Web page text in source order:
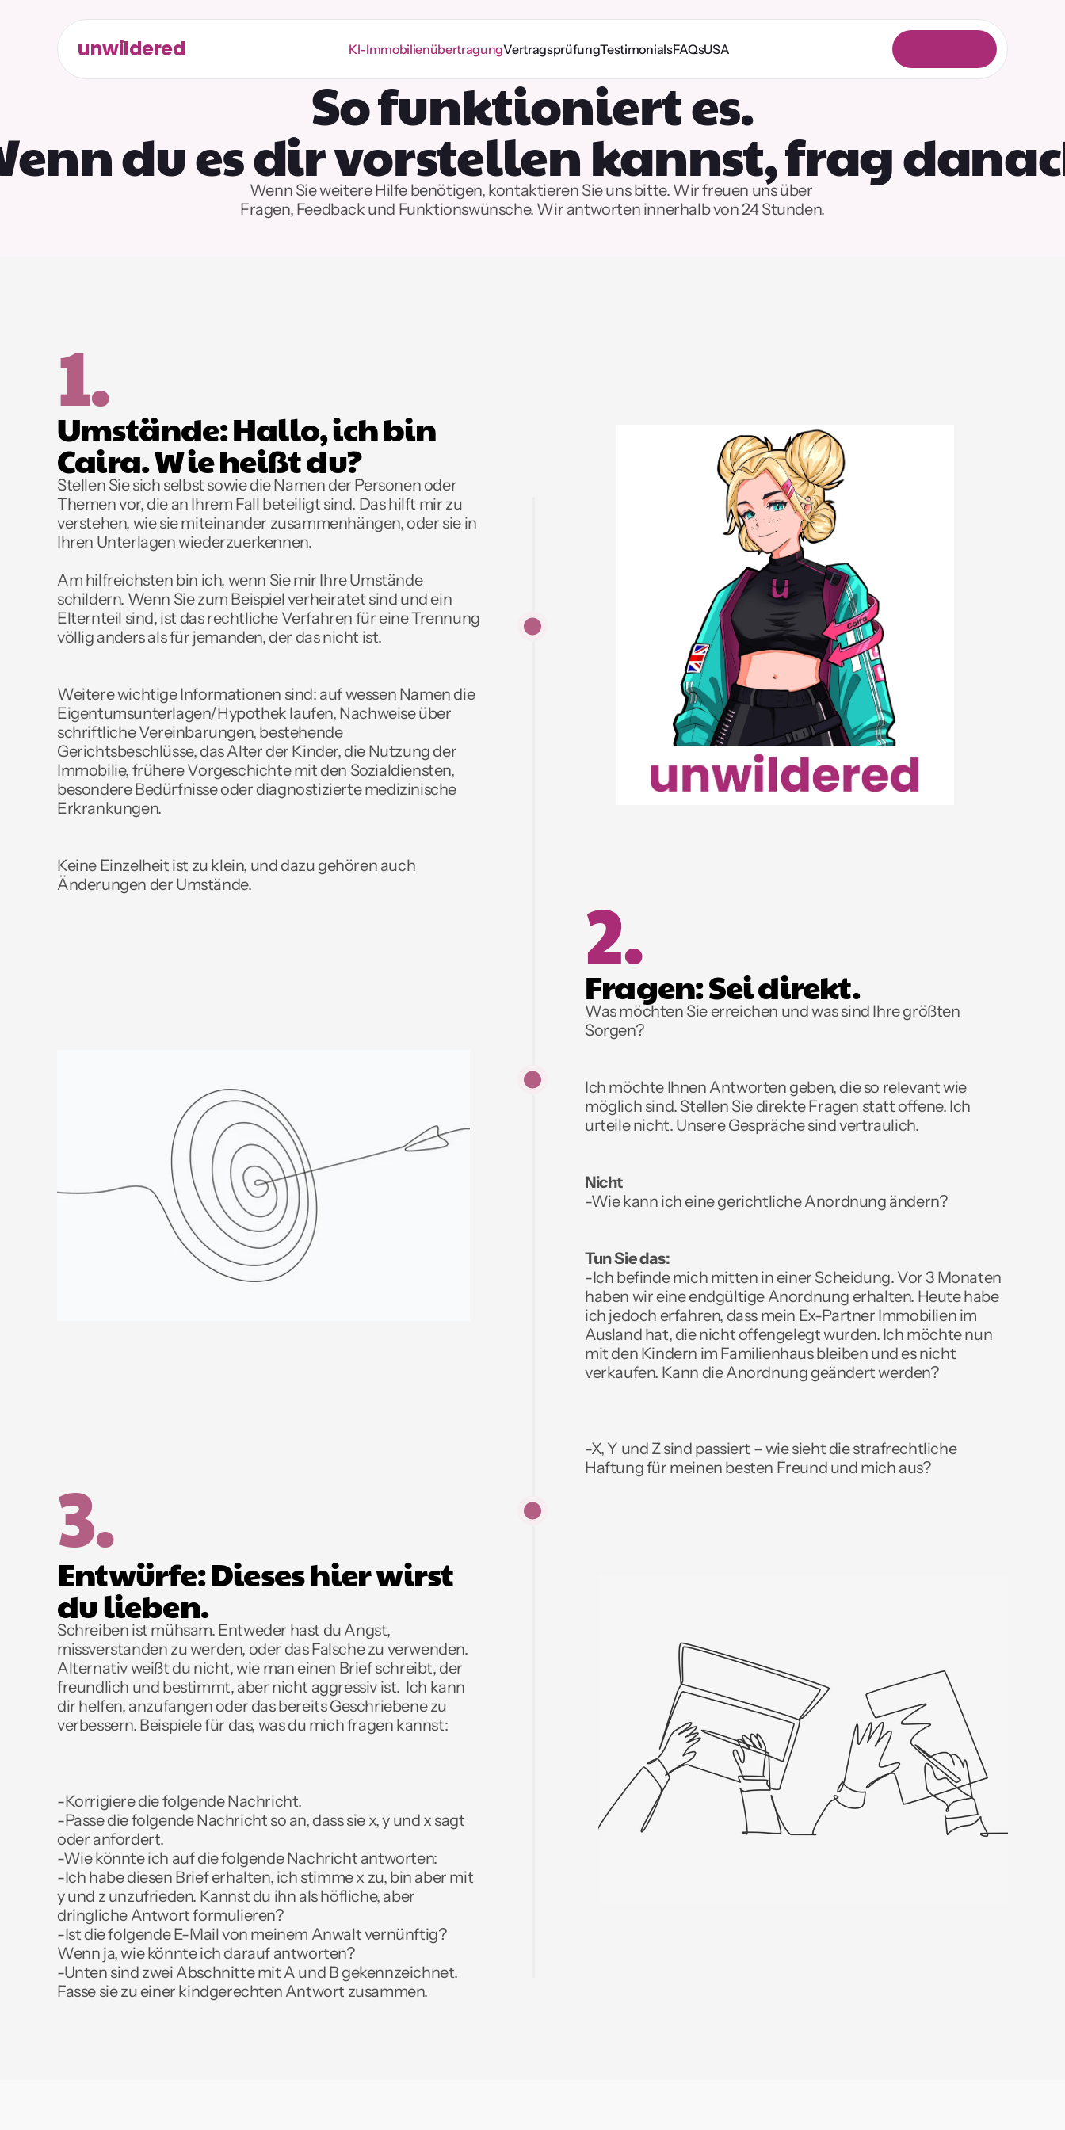
unwildered KI-ImmobilienübertragungVertragsprüfungTestimonialsFAQsUSA
So funktioniert es.
du es dir vorstellen kannst, frag
Wenn Sie weitere Hilfe benötigen, kontaktieren Sie uns bitte. Wir freuen uns über
Fragen, Feedback und Funktionswünsche. Wir antworten innerhalb von 24 Stunden.
1.
Umstände: Hallo, ich bin
Caira. Wie heißt du?
Stellen Sie sich selbst sowie die Namen der Personen oder
Themen vor, die an Ihrem Fall beteiligt sind. Das hilft mir zu
verstehen, wie sie miteinander zusammenhängen, oder sie in
Ihren Unterlagen wiederzuerkennen.
Am hilfreichsten bin ich, wenn Sie mir Ihre Umstände
schildern. Wenn Sie zum Beispiel verheiratet sind und ein
Elternteil sind, ist das rechtliche Verfahren für eine Trennung
völlig anders als für jemanden, der das nicht ist.
Weitere wichtige Informationen sind: auf wessen Namen die
Eigentumsunterlagen/Hypothek laufen, Nachweise über
schriftliche Vereinbarungen, bestehende
Gerichtsbeschlüsse, das Alter der Kinder, die Nutzung der
Immobilie, frühere Vorgeschichte mit den Sozialdiensten,
besondere Bedürfnisse oder diagnostizierte medizinische
Erkrankungen.
Keine Einzelheit ist zu klein, und dazu gehören auch
Änderungen der Umstände.
2.
Fragen: Sei direkt.
Was möchten Sie erreichen und was sind Ihre größten
Sorgen?
Ich möchte Ihnen Antworten geben, die so relevant wie
möglich sind. Stellen Sie direkte Fragen statt offene. Ich
urteile nicht. Unsere Gespräche sind vertraulich.
Nicht
-Wie kann ich eine gerichtliche Anordnung ändern?
Tun Sie das:
-Ich befinde mich mitten in einer Scheidung. Vor 3 Monaten
haben wir eine endgültige Anordnung erhalten. Heute habe
ich jedoch erfahren, dass mein Ex-Partner Immobilien im
Ausland hat, die nicht offengelegt wurden. Ich möchte nun
mit den Kindern im Familienhaus bleiben und es nicht
verkaufen. Kann die Anordnung geändert werden?
-X, Y und Z sind passiert – wie sieht die strafrechtliche
Haftung für meinen besten Freund und mich aus?
3.
Entwürfe: Dieses hier wirst
du lieben.
Schreiben ist mühsam. Entweder hast du Angst,
missverstanden zu werden, oder das Falsche zu verwenden.
Alternativ weißt du nicht, wie man einen Brief schreibt, der
freundlich und bestimmt, aber nicht aggressiv ist.  Ich kann
dir helfen, anzufangen oder das bereits Geschriebene zu
verbessern. Beispiele für das, was du mich fragen kannst:
-Korrigiere die folgende Nachricht.
-Passe die folgende Nachricht so an, dass sie x, y und x sagt
oder anfordert.
-Wie könnte ich auf die folgende Nachricht antworten:
-Ich habe diesen Brief erhalten, ich stimme x zu, bin aber mit
y und z unzufrieden. Kannst du ihn als höfliche, aber
dringliche Antwort formulieren?
-Ist die folgende E-Mail von meinem Anwalt vernünftig?
Wenn ja, wie könnte ich darauf antworten?
-Unten sind zwei Abschnitte mit A und B gekennzeichnet.
Fasse sie zu einer kindgerechten Antwort zusammen.